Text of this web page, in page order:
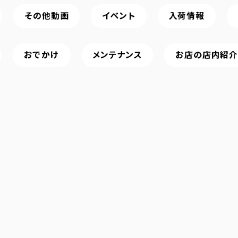
その他動画 イベント 入荷情報
おでかけ メンテナンス お店の店内紹介